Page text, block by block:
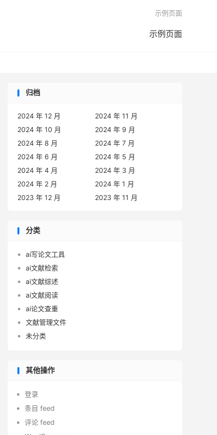
示例页面
示例页面
归档
2024 年 12 月
2024 年 11 月
2024 年 10 月
2024 年 9 月
2024 年 8 月
2024 年 7 月
2024 年 6 月
2024 年 5 月
2024 年 4 月
2024 年 3 月
2024 年 2 月
2024 年 1 月
2023 年 12 月
2023 年 11 月
分类
ai写论文工具
ai文献检索
ai文献综述
ai文献阅读
ai论文查重
文献管理文件
未分类
其他操作
登录
条目 feed
评论 feed